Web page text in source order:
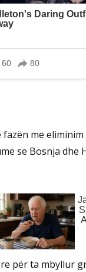
me
se Bosnja
për ta mbyllur